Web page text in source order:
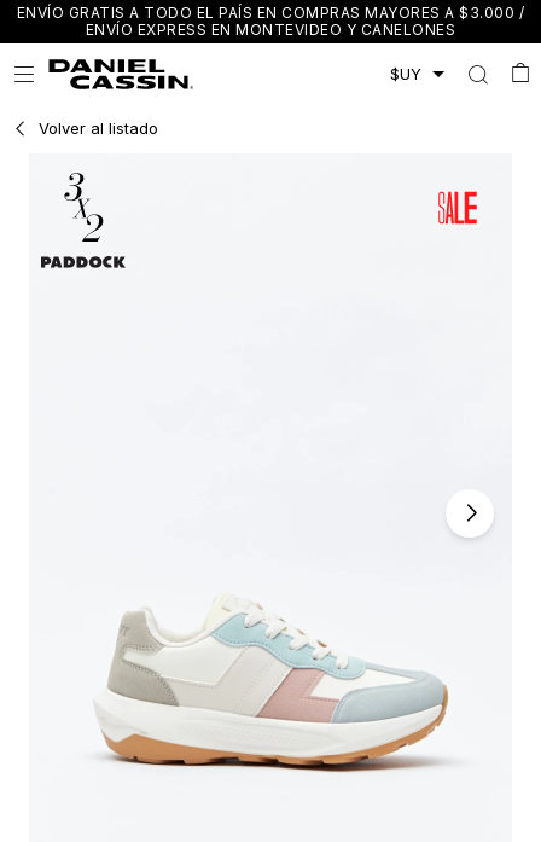
ENVÍO GRATIS A TODO EL PAÍS EN COMPRAS MAYORES A $3.000 /
ENVÍO EXPRESS EN MONTEVIDEO Y CANELONES

Volver al listado